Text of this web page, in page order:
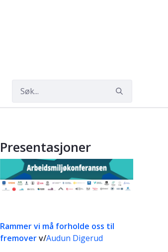
Presentasjoner
Rammer vi må forholde oss til
fremoverv/Audun Digerud